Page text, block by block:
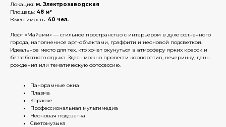
Локация: м. Электрозаводская
Площадь: 48 м²
Вместимость: 40 чел.
Лофт «Майами» — стильное пространство с интерьером в духе солнечного
города, наполненное арт-объектами, граффити и неоновой подсветкой.
Идеальное место для тех, кто хочет окунуться в атмосферу ярких красок и
беззаботного отдыха. Здесь можно провести корпоратив, вечеринку, день
рождения или тематическую фотосессию.
Панорамные окна
Плазма
Караоке
Профессиональная мультимедиа
Неоновая подсветка
Светомузыка